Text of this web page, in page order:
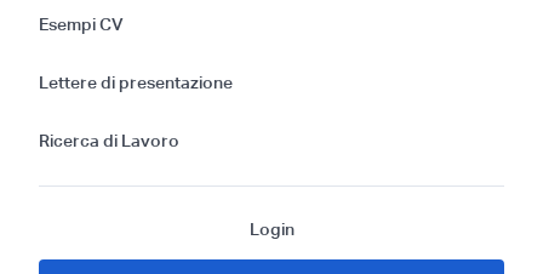
Esempi CV
Lettere di presentazione
Ricerca di Lavoro
Login
Missionario: Guida
Gratis 2025